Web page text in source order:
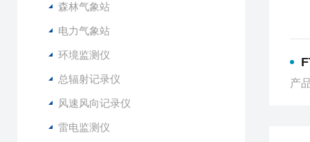
森林气象站
电力气象站
环境监测仪
总辐射记录仪
风速风向记录仪
雷电监测仪
产